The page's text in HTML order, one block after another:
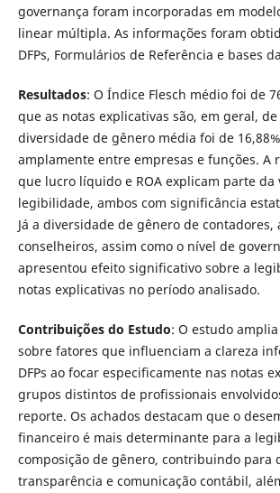
governança foram incorporadas em
linear múltipla. As informações foram
DFPs, Formulários de Referência e bases
Resultados: O Índice Flesch médio foi de
que as notas explicativas são, em geral,
diversidade de gênero média foi de
amplamente entre empresas e funções. A
que lucro líquido e ROA explicam parte da
legibilidade, ambos com significância
Já a diversidade de gênero de contadores,
conselheiros, assim como o nível de
apresentou efeito significativo sobre a
notas explicativas no período analisado.
Contribuições do Estudo: O estudo
sobre fatores que influenciam a clareza
DFPs ao focar especificamente nas notas
grupos distintos de profissionais
reporte. Os achados destacam que o
financeiro é mais determinante para a
composição de gênero, contribuindo para
transparência e comunicação contábil,